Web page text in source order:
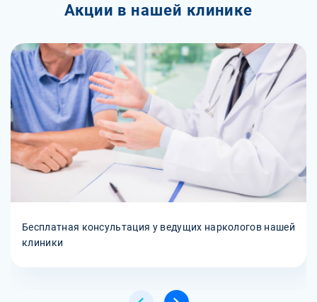
Акции в нашей клинике
Бесплатная консультация у ведущих наркологов нашей
клиники